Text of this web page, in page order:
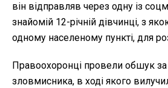
він відправляв через одну із
знайомій 12-річній дівчинці, з
одному населеному пункті, для
Правоохоронці провели обшук
зловмисника, в ході якого